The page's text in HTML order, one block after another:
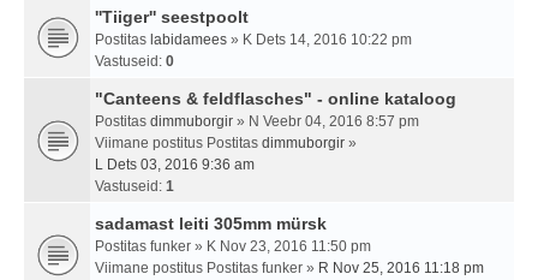
''Tiiger'' seestpoolt
Postitas labidamees » K Dets 14, 2016 10:22 pm
Vastuseid: 0
"Canteens & feldflasches" - online kataloog
Postitas dimmuborgir » N Veebr 04, 2016 8:57 pm
Viimane postitus Postitas dimmuborgir »
L Dets 03, 2016 9:36 am
Vastuseid: 1
sadamast leiti 305mm mürsk
Postitas funker » K Nov 23, 2016 11:50 pm
Viimane postitus Postitas funker » R Nov 25, 2016 11:18 pm